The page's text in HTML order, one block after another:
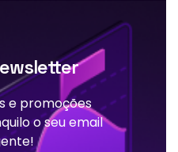
e promoções
o seu email